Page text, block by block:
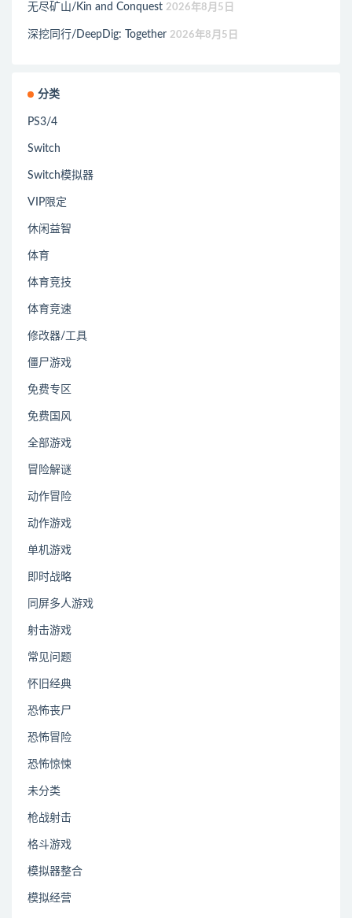
无尽矿山/Kin and Conquest 2026年8月5日
深挖同行/DeepDig: Together 2026年8月5日
分类
PS3/4
Switch
Switch模拟器
VIP限定
休闲益智
体育
体育竞技
体育竞速
修改器/工具
僵尸游戏
免费专区
免费国风
全部游戏
冒险解谜
动作冒险
动作游戏
单机游戏
即时战略
同屏多人游戏
射击游戏
常见问题
怀旧经典
恐怖丧尸
恐怖冒险
恐怖惊悚
未分类
枪战射击
格斗游戏
模拟器整合
模拟经营